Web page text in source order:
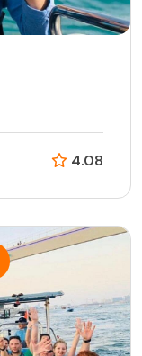
4.08